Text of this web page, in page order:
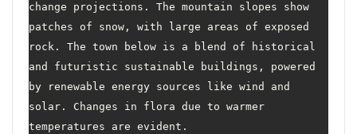
change projections. The mountain slopes show
patches of snow, with large areas of exposed
rock. The town below is a blend of historical
and futuristic sustainable buildings, powered
by renewable energy sources like wind and
solar. Changes in flora due to warmer
temperatures are evident.